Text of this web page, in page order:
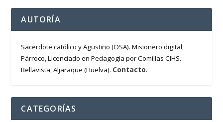
AUTORÍA
Sacerdote católico y Agustino (OSA). Misionero digital,
Párroco, Licenciado en Pedagogía por Comillas CIHS.
Bellavista, Aljaraque (Huelva). Contacto.
CATEGORÍAS